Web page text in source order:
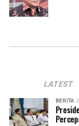
LATEST
BERITA